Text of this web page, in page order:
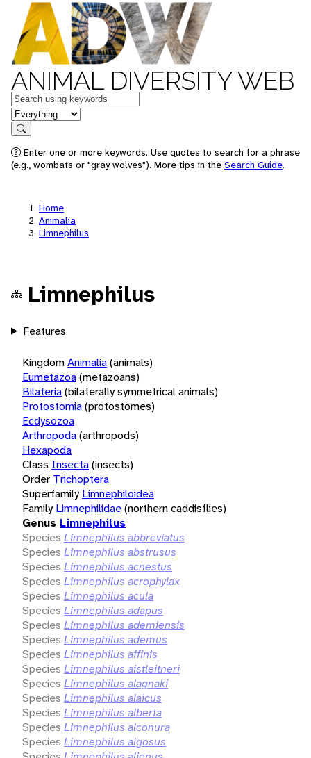
ANIMAL DIVERSITY WEB
Keywords
in feature
Search
Enter one or more keywords. Use quotes to search for a phrase
(e.g., wombats or "gray wolves"). More tips in the Search Guide.
Home
Animalia
Limnephilus
Limnephilus
Features
KingdomAnimalia(animals)
Eumetazoa(metazoans)
Bilateria(bilaterally symmetrical animals)
Protostomia(protostomes)
Ecdysozoa
Arthropoda(arthropods)
Hexapoda
Class Insecta(insects)
Order Trichoptera
Superfamily Limnephiloidea
Family Limnephilidae(northern caddisflies)
Genus Limnephilus
Species Limnephilus abbreviatus
Species Limnephilus abstrusus
Species Limnephilus acnestus
Species Limnephilus acrophylax
Species Limnephilus acula
Species Limnephilus adapus
Species Limnephilus ademiensis
Species Limnephilus ademus
Species Limnephilus affinis
Species Limnephilus aistleitneri
Species Limnephilus alagnaki
Species Limnephilus alaicus
Species Limnephilus alberta
Species Limnephilus alconura
Species Limnephilus algosus